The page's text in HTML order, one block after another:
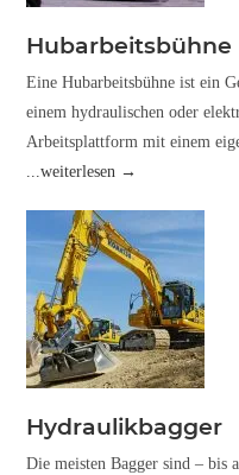
Hubarbeitsbühne
Eine Hubarbeitsbühne ist ein
einem hydraulischen oder
Arbeitsplattform mit einem
...weiterlesen →
Hydraulikbagger
Die meisten Bagger sind – bis